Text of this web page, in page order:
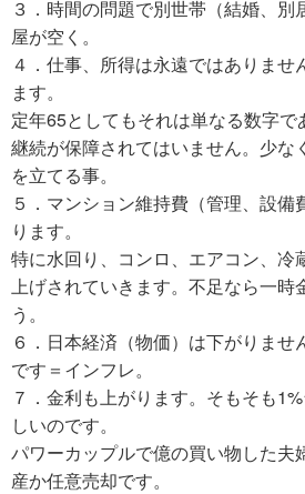
３．時間の問題で別世帯（結婚、別
屋が空く。
４．仕事、所得は永遠ではありませ
ます。
定年65としてもそれは単なる数字
継続が保障されてはいません。少な
を立てる事。
５．マンション維持費（管理、設
ります。
特に水回り、コンロ、エアコン、冷
上げされていきます。不足なら一時
う。
６．日本経済（物価）は下がりませ
です＝インフレ。
７．金利も上がります。そもそも
しいのです。
パワーカップルで億の買い物した夫
産か任意売却です。